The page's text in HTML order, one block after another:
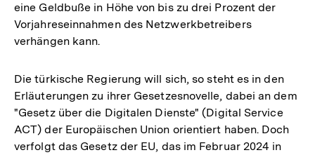
eine Geldbuße in Höhe von bis zu drei Prozent der
Vorjahreseinnahmen des Netzwerkbetreibers
verhängen kann.
Die türkische Regierung will sich, so steht es in den
Erläuterungen zu ihrer Gesetzesnovelle, dabei an dem
"Gesetz über die Digitalen Dienste" (Digital Service
ACT) der Europäischen Union orientiert haben. Doch
verfolgt das Gesetz der EU, das im Februar 2024 in